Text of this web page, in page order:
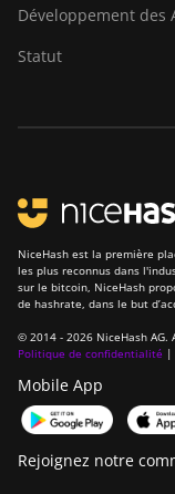
Développement des
Statut
NiceHash est la première
les plus reconnus dans
sur le bitcoin, NiceHash
de hashrate, dans le but
© 2014 - 2026 NiceHash AG.
Politique de confidentialité |
Mobile App
Rejoignez notre